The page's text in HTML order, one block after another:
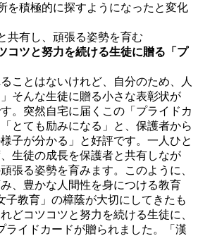
を積極的に探すようになったと変化
共有し、頑張る姿勢を育む
コツと努力を続ける生徒に贈る「プ
ことはないけれど、自分のため、人
そんな生徒に贈る小さな表彰状が
。突然自宅に届くこの「プライドカ
とても励みになる」と、保護者から
子が分かる」と好評です。一人ひと
生徒の成長を保護者と共有しなが
張る姿勢を育みます。このように、
、豊かな人間性を身につける教育
子教育」の樟蔭が大切にしてきたも
どコツコツと努力を続ける生徒に、
ライドカードが贈られました。「漢